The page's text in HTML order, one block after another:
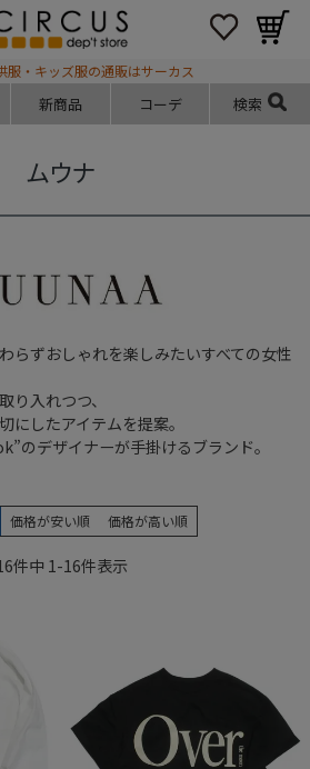
服・キッズ服の通販はサーカス
新商品 コーデ 検索
ムウナ
らずおしゃれを楽しみたいすべての女性
り入れつつ、
にしたアイテムを提案。
のデザイナーが手掛けるブランド。
価格が安い順 価格が高い順
件中 1-16件表示